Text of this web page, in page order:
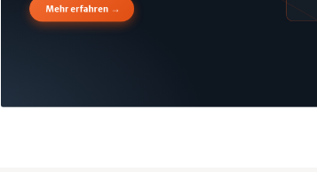
Mehr erfahren →